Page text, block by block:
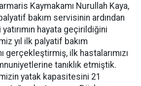
Kaymakamı Nurullah Kaya,
bakım servisinin ardından
hayata geçirildiğini
yıl ilk palyatif bakım
gerçekleştirmiş, ilk hastalarımızı
tanıklık etmiştik.
yatak kapasitesini 21